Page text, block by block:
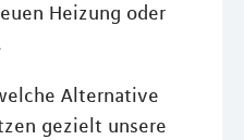
Heizung oder
Alternative
gezielt unsere